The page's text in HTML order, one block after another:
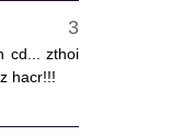
cd... zthoi
hacr!!!